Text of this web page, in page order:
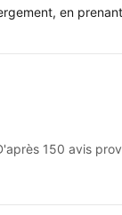
en
150 avis